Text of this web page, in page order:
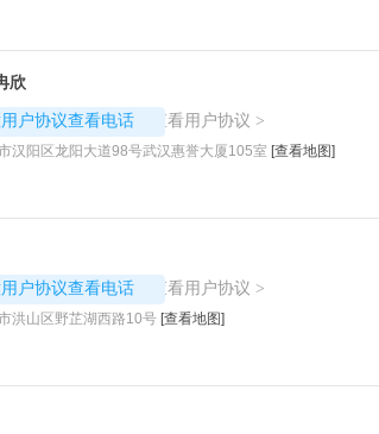
欣
用户协议查看电话
4732 查看用户协议 >
汉阳区龙阳大道98号武汉惠誉大厦105室 [查看地图]
用户协议查看电话
4734 查看用户协议 >
洪山区野芷湖西路10号 [查看地图]